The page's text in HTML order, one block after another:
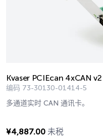
Kvaser PCIEcan 4xCAN v2
编码 73-30130-01414-5
多通道实时 CAN 通讯卡。
¥4,887.00 未税